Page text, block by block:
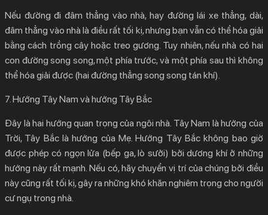
Nếu đường đi đâm thẳng vào nhà, hay đường lái xe thẳng, dài,
đâm thẳng vào nhà là điều rất tối kị, nhưng bạn vẫn có thể hóa giải
bằng cách trồng cây hoặc treo gương. Tuy nhiên, nếu nhà có hai
con đường song song, một phía trước, và một phía sau thì không
thể hóa giải được (hai đường thẳng song song tán khí).
7. Hướng Tây Nam và hướng Tây Bắc
Đây là hai hướng quan trọng của ngôi nhà. Tây Nam là hướng của
Trời, Tây Bắc là hướng của Mẹ. Hướng Tây Bắc không bao giờ
được phép có ngọn lửa (bếp ga, lò sưởi) bởi dương khí ở những
hướng này rất mạnh. Nếu có, hãy chuyển vị trí của chúng bởi điều
này cũng rất tối kị, gây ra những khó khăn nghiêm trọng cho người
cư ngụ trong nhà.